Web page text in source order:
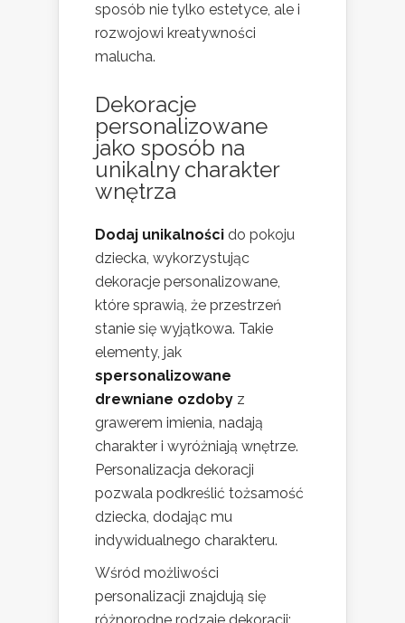
sposób nie tylko estetyce, ale i
rozwojowi kreatywności
malucha.
Dekoracje
personalizowane
jako sposób na
unikalny charakter
wnętrza
Dodaj unikalności do pokoju
dziecka, wykorzystując
dekoracje personalizowane,
które sprawią, że przestrzeń
stanie się wyjątkowa. Takie
elementy, jak
spersonalizowane
drewniane ozdoby z
grawerem imienia, nadają
charakter i wyróżniają wnętrze.
Personalizacja dekoracji
pozwala podkreślić tożsamość
dziecka, dodając mu
indywidualnego charakteru.
Wśród możliwości
personalizacji znajdują się